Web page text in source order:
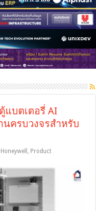
แบตเตอรี่ AI
นครบวงจรสำหรับ
Honeywell
Product